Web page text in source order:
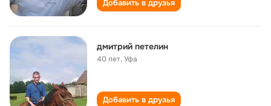
Добавить в друзья
дмитрий петелин
40 лет,Уфа
Добавить в друзья